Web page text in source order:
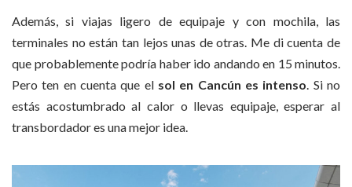
Además, si viajas ligero de equipaje y con mochila, las
terminales no están tan lejos unas de otras. Me di cuenta de
que probablemente podría haber ido andando en 15 minutos.
Pero ten en cuenta que el sol en Cancún es intenso . Si no
estás acostumbrado al calor o llevas equipaje, esperar al
transbordador es una mejor idea.